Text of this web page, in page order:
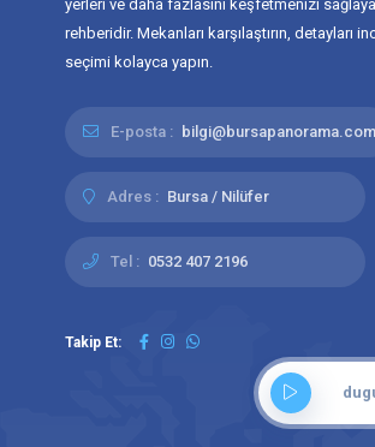
yerleri ve daha fazlasını keşfetmenizi
rehberidir. Mekanları karşılaştırın, detayları
seçimi kolayca yapın.
E-posta : bilgi@bursapanorama.com
Adres : Bursa / Nilüfer
Tel : 0532 407 2196
Takip Et: